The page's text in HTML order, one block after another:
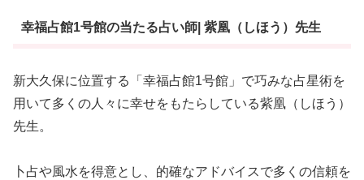
幸福占館1号館の当たる占い師| 紫凰（しほう）先生
新大久保に位置する「幸福占館1号館」で巧みな占星術を
用いて多くの人々に幸せをもたらしている紫凰（しほう）
先生。
卜占や風水を得意とし、的確なアドバイスで多くの信頼を